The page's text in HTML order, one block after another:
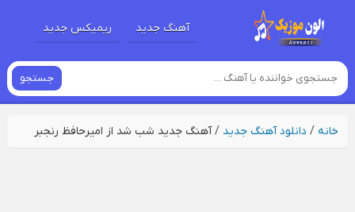
آهنگ جدید ریمیکس جدید
جستجو
خانه/ دانلود آهنگ جدید /آهنگ جدید شب شد از امیرحافظ رنجبر